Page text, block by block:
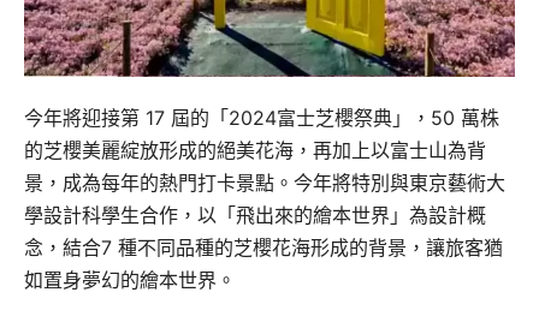
今年將迎接第 17 屆的「2024富士芝櫻祭典」，50 萬株
的芝櫻美麗綻放形成的絕美花海，再加上以富士山為背
景，成為每年的熱門打卡景點。今年將特別與東京藝術大
學設計科學生合作，以「飛出來的繪本世界」為設計概
念，結合7 種不同品種的芝櫻花海形成的背景，讓旅客猶
如置身夢幻的繪本世界。